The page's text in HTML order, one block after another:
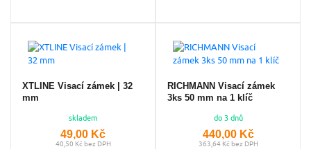
XTLINE Visací zámek | 32
mm
skladem
49,00 Kč
40,50 Kč bez DPH
RICHMANN Visací zámek
3ks 50 mm na 1 klíč
do 3 dnů
440,00 Kč
363,64 Kč bez DPH